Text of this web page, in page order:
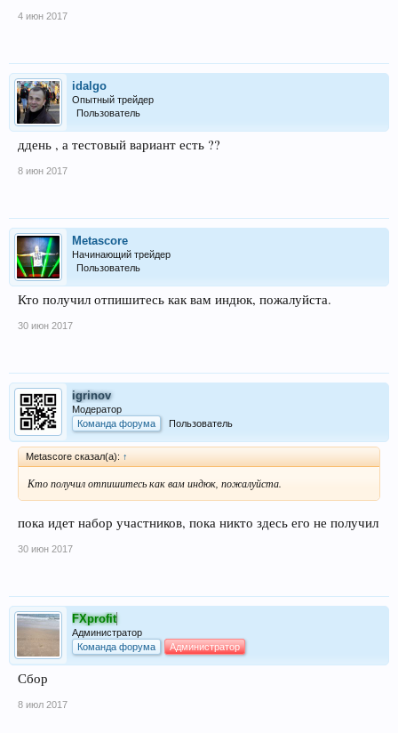
4 июн 2017
idalgo
Опытный трейдер
Пользователь
ддень , а тестовый вариант есть ??
8 июн 2017
Metascore
Начинающий трейдер
Пользователь
Кто получил отпишитесь как вам индюк, пожалуйста.
30 июн 2017
igrinov
Модератор
Команда форума
Пользователь
Metascore сказал(а): ↑
Кто получил отпишитесь как вам индюк, пожалуйста.
пока идет набор участников, пока никто здесь его не получил
30 июн 2017
FXprofit
Администратор
Команда форума
Администратор
Сбор
8 июл 2017